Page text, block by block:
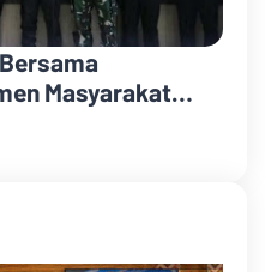
Masyarakat
Tegas Tolak